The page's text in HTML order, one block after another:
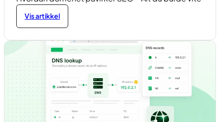
Vis artikkel